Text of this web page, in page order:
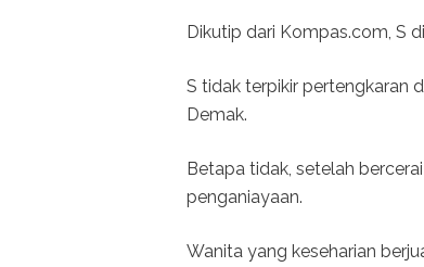
Dikutip dari Kompas.com, S
S tidak terpikir pertengkaran
Demak.
Betapa tidak, setelah
penganiayaan.
Wanita yang keseharian